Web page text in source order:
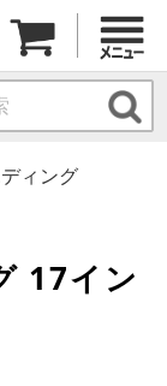
ィング
17イン